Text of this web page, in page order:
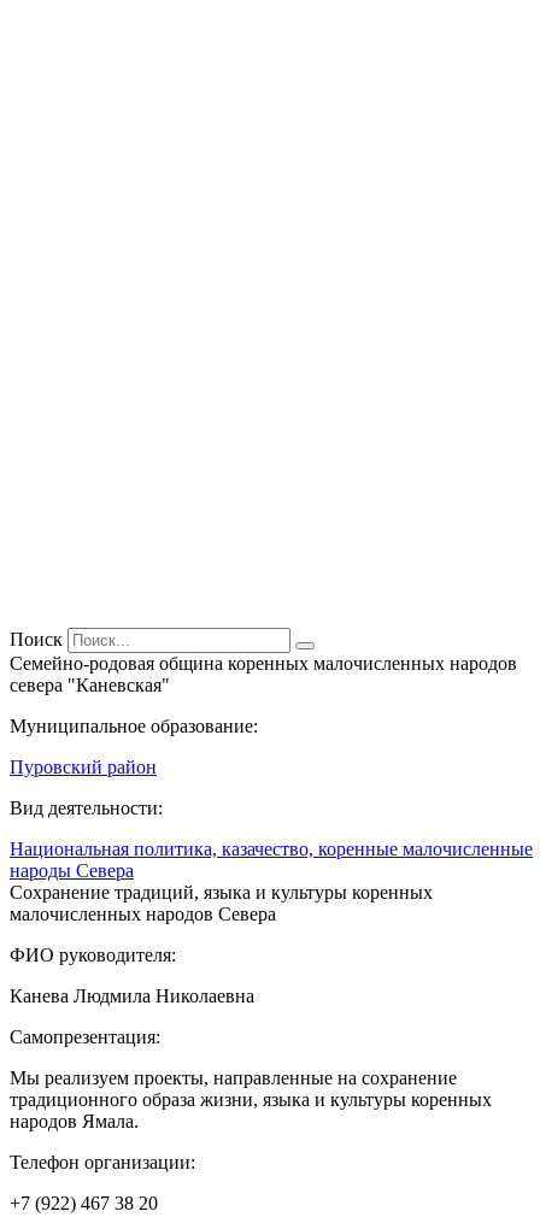
Поиск
Семейно-родовая община коренных малочисленных народов
севера "Каневская"
Муниципальное образование:
Пуровский район
Вид деятельности:
Национальная политика, казачество, коренные малочисленные
народы Севера
Сохранение традиций, языка и культуры коренных
малочисленных народов Севера
ФИО руководителя:
Канева Людмила Николаевна
Самопрезентация:
Мы реализуем проекты, направленные на сохранение
традиционного образа жизни, языка и культуры коренных
народов Ямала.
Телефон организации:
+7 (922) 467 38 20